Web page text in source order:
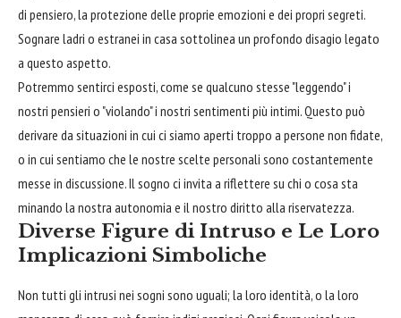
di pensiero, la protezione delle proprie emozioni e dei propri segreti.
Sognare ladri o estranei in casa sottolinea un profondo disagio legato
a questo aspetto.
Potremmo sentirci esposti, come se qualcuno stesse "leggendo" i
nostri pensieri o "violando" i nostri sentimenti più intimi. Questo può
derivare da situazioni in cui ci siamo aperti troppo a persone non fidate,
o in cui sentiamo che le nostre scelte personali sono costantemente
messe in discussione. Il sogno ci invita a riflettere su chi o cosa sta
minando la nostra autonomia e il nostro diritto alla riservatezza.
Diverse Figure di Intruso e Le Loro
Implicazioni Simboliche
Non tutti gli intrusi nei sogni sono uguali; la loro identità, o la loro